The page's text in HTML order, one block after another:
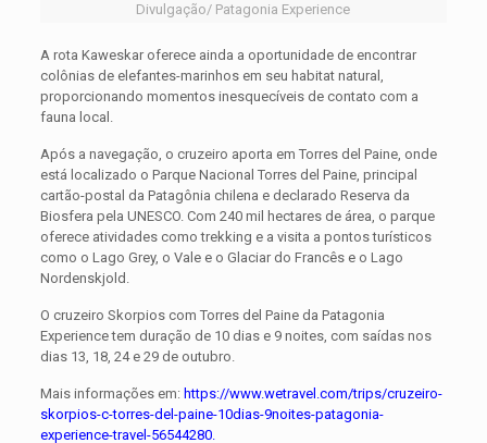
Divulgação/ Patagonia Experience
A rota Kaweskar oferece ainda a oportunidade de encontrar
colônias de elefantes-marinhos em seu habitat natural,
proporcionando momentos inesquecíveis de contato com a
fauna local.
Após a navegação, o cruzeiro aporta em Torres del Paine, onde
está localizado o Parque Nacional Torres del Paine, principal
cartão-postal da Patagônia chilena e declarado Reserva da
Biosfera pela UNESCO. Com 240 mil hectares de área, o parque
oferece atividades como trekking e a visita a pontos turísticos
como o Lago Grey, o Vale e o Glaciar do Francês e o Lago
Nordenskjold.
O cruzeiro Skorpios com Torres del Paine da Patagonia
Experience tem duração de 10 dias e 9 noites, com saídas nos
dias 13, 18, 24 e 29 de outubro.
Mais informações em: https://www.wetravel.com/trips/cruzeiro-
skorpios-c-torres-del-paine-10dias-9noites-patagonia-
experience-travel-56544280.